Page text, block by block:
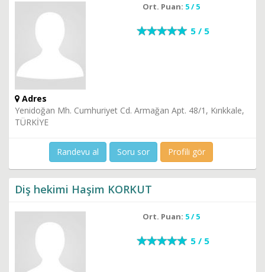
Ort. Puan: 5 / 5
5 / 5
Adres
Yenidoğan Mh. Cumhuriyet Cd. Armağan Apt. 48/1, Kırıkkale,
TÜRKİYE
Randevu al Soru sor Profili gör
Diş hekimi Haşim KORKUT
Ort. Puan: 5 / 5
5 / 5